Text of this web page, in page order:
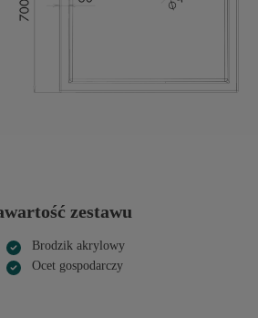
zestawu
Brodzik akrylowy
Ocet gospodarczy